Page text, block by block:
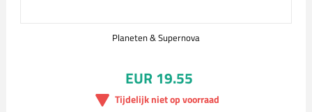
Planeten & Supernova
EUR 19.55
Tijdelijk niet op voorraad